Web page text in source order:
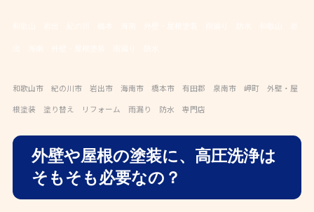
和歌山市 紀の川市 岩出市 海南市 橋本市 有田郡 泉南市 岬町 外壁・屋
根塗装 塗り替え リフォーム 雨漏り 防水 専門店
外壁や屋根の塗装に、高圧洗浄は
そもそも必要なの？